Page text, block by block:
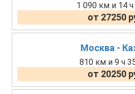
1 090 км и 14
от 27250
Москва -
810 км и 9 ч
от 20250